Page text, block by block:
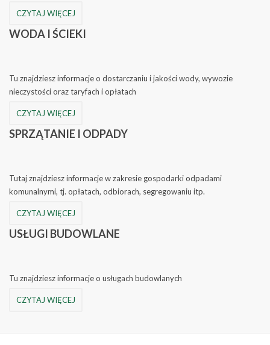
CZYTAJ WIĘCEJ
WODA I ŚCIEKI
Tu znajdziesz informacje o dostarczaniu i jakości wody, wywozie
nieczystości oraz taryfach i opłatach
CZYTAJ WIĘCEJ
SPRZĄTANIE I ODPADY
Tutaj znajdziesz informacje w zakresie gospodarki odpadami
komunalnymi, tj. opłatach, odbiorach, segregowaniu itp.
CZYTAJ WIĘCEJ
USŁUGI BUDOWLANE
Tu znajdziesz informacje o usługach budowlanych
CZYTAJ WIĘCEJ